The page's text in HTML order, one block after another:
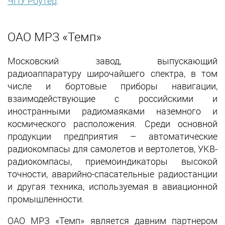
ОАО МРЗ «Темп»
Московский завод, выпускающий
радиоаппаратуру широчайшего спектра, в том
числе и бортовые приборы навигации,
взаимодействующие с российскими и
иностранными радиомаяками наземного и
космического расположения. Среди основной
продукции предприятия – автоматические
радиокомпасы для самолетов и вертолетов, УКВ-
радиокомпасы, приемоиндикаторы высокой
точности, аварийно-спасательные радиостанции
и другая техника, используемая в авиационной
промышленности.
ОАО МРЗ «Темп» является давним партнером